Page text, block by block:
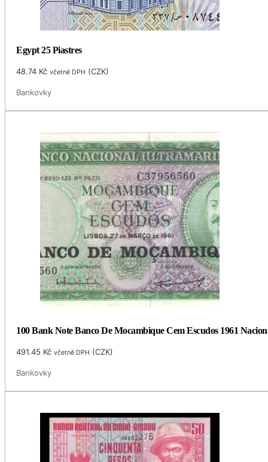
Egypt 25 Piastres
48.74 Kč včetně DPH (CZK)
Bankovky
100 Bank Note Banco De Mocambique Cem Escudos 1961
491.45 Kč včetně DPH (CZK)
Bankovky